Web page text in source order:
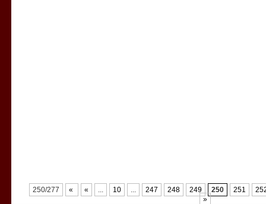
250/277 « « ... 10 ... 247 248 249 250 251
»